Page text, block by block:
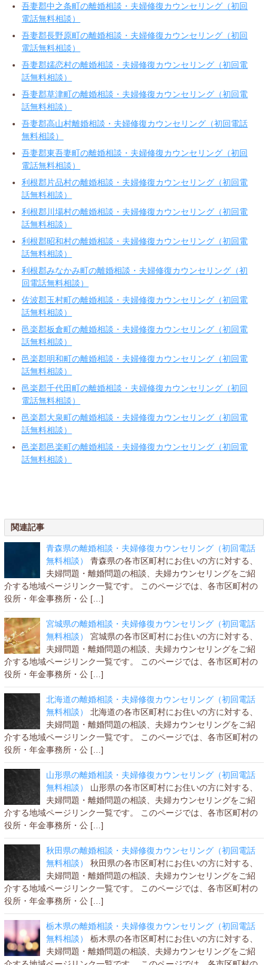
吾妻郡中之条町の離婚相談・夫婦修復カウンセリング（初回
電話無料相談）
吾妻郡長野原町の離婚相談・夫婦修復カウンセリング（初回
電話無料相談）
吾妻郡嬬恋村の離婚相談・夫婦修復カウンセリング（初回電
話無料相談）
吾妻郡草津町の離婚相談・夫婦修復カウンセリング（初回電
話無料相談）
吾妻郡高山村離婚相談・夫婦修復カウンセリング（初回電話
無料相談）
吾妻郡東吾妻町の離婚相談・夫婦修復カウンセリング（初回
電話無料相談）
利根郡片品村の離婚相談・夫婦修復カウンセリング（初回電
話無料相談）
利根郡川場村の離婚相談・夫婦修復カウンセリング（初回電
話無料相談）
利根郡昭和村の離婚相談・夫婦修復カウンセリング（初回電
話無料相談）
利根郡みなかみ町の離婚相談・夫婦修復カウンセリング（初
回電話無料相談）
佐波郡玉村町の離婚相談・夫婦修復カウンセリング（初回電
話無料相談）
邑楽郡板倉町の離婚相談・夫婦修復カウンセリング（初回電
話無料相談）
邑楽郡明和町の離婚相談・夫婦修復カウンセリング（初回電
話無料相談）
邑楽郡千代田町の離婚相談・夫婦修復カウンセリング（初回
電話無料相談）
邑楽郡大泉町の離婚相談・夫婦修復カウンセリング（初回電
話無料相談）
邑楽郡邑楽町の離婚相談・夫婦修復カウンセリング（初回電
話無料相談）
関連記事
青森県の離婚相談・夫婦修復カウンセリング（初回電話
無料相談）
青森県の各市区町村にお住いの方に対する、
夫婦問題・離婚問題の相談、夫婦カウンセリングをご紹
介する地域ページリンク一覧です。 このページでは、各市区町村の
役所・年金事務所・公 […]
宮城県の離婚相談・夫婦修復カウンセリング（初回電話
無料相談）
宮城県の各市区町村にお住いの方に対する、
夫婦問題・離婚問題の相談、夫婦カウンセリングをご紹
介する地域ページリンク一覧です。 このページでは、各市区町村の
役所・年金事務所・公 […]
北海道の離婚相談・夫婦修復カウンセリング（初回電話
無料相談）
北海道の各市区町村にお住いの方に対する、
夫婦問題・離婚問題の相談、夫婦カウンセリングをご紹
介する地域ページリンク一覧です。 このページでは、各市区町村の
役所・年金事務所・公 […]
山形県の離婚相談・夫婦修復カウンセリング（初回電話
無料相談）
山形県の各市区町村にお住いの方に対する、
夫婦問題・離婚問題の相談、夫婦カウンセリングをご紹
介する地域ページリンク一覧です。 このページでは、各市区町村の
役所・年金事務所・公 […]
秋田県の離婚相談・夫婦修復カウンセリング（初回電話
無料相談）
秋田県の各市区町村にお住いの方に対する、
夫婦問題・離婚問題の相談、夫婦カウンセリングをご紹
介する地域ページリンク一覧です。 このページでは、各市区町村の
役所・年金事務所・公 […]
栃木県の離婚相談・夫婦修復カウンセリング（初回電話
無料相談）
栃木県の各市区町村にお住いの方に対する、
夫婦問題・離婚問題の相談、夫婦カウンセリングをご紹